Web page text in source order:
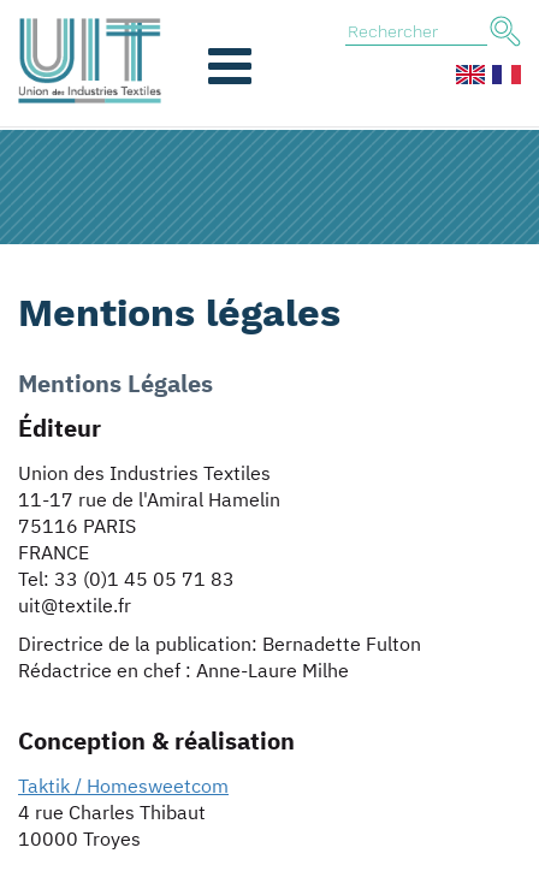
Mentions légales
Mentions Légales
Éditeur
Union des Industries Textiles
11-17 rue de l'Amiral Hamelin
75116 PARIS
FRANCE
Tel: 33 (0)1 45 05 71 83
uit@textile.fr
Directrice de la publication: Bernadette Fulton
Rédactrice en chef : Anne-Laure Milhe
Conception & réalisation
Taktik / Homesweetcom
4 rue Charles Thibaut
10000 Troyes